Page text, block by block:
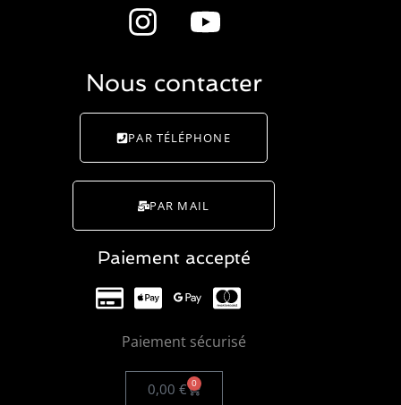
Nous contacter
PAR TÉLÉPHONE
PAR MAIL
Paiement accepté
Paiement sécurisé
0,00 € 0